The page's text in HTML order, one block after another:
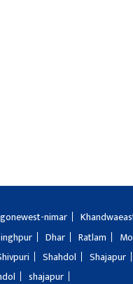
nimar
Dhar Ratlam
Shahdol Shajapur
shajapur